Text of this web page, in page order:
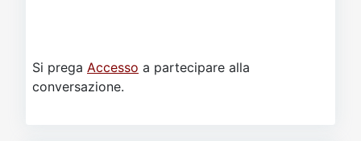
Si prega Accesso a partecipare alla
conversazione.